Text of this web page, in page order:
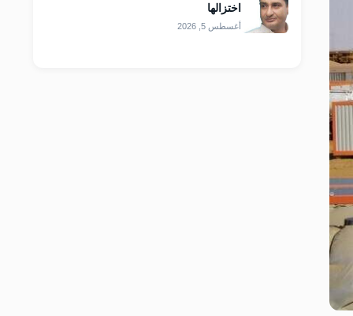
اختزالها
أغسطس 5, 2026